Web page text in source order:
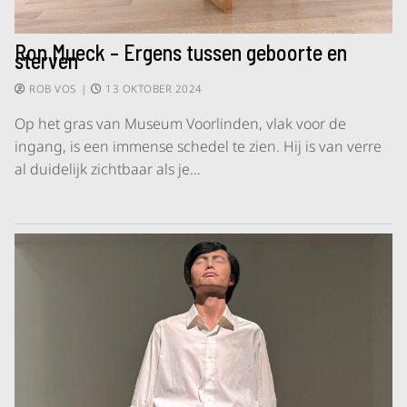
Ron Mueck – Ergens tussen geboorte en
sterven
ROB VOS | 13 OKTOBER 2024
Op het gras van Museum Voorlinden, vlak voor de
ingang, is een immense schedel te zien. Hij is van verre
al duidelijk zichtbaar als je…